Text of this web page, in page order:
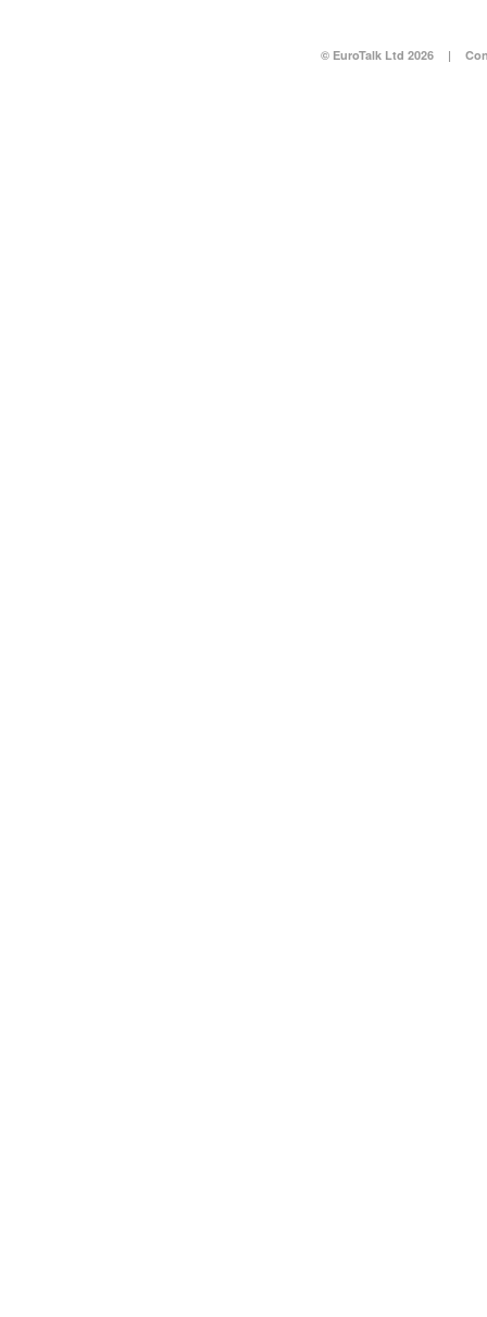
© EuroTalk Ltd 2026 |